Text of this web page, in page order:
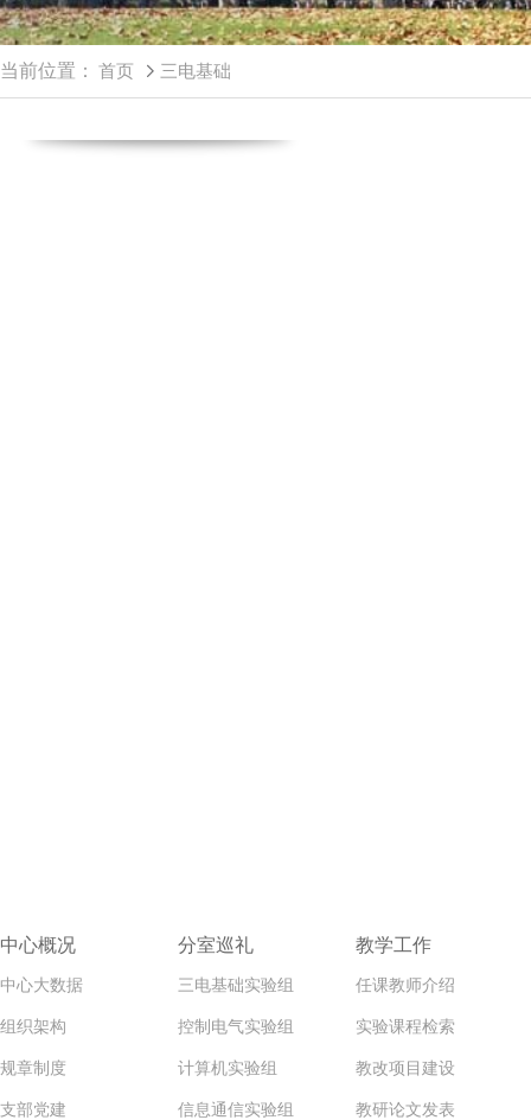
当前位置： 首页 三电基础
中心概况
中心大数据
组织架构
规章制度
支部党建
分室巡礼
三电基础实验组
控制电气实验组
计算机实验组
信息通信实验组
教学工作
任课教师介绍
实验课程检索
教改项目建设
教研论文发表